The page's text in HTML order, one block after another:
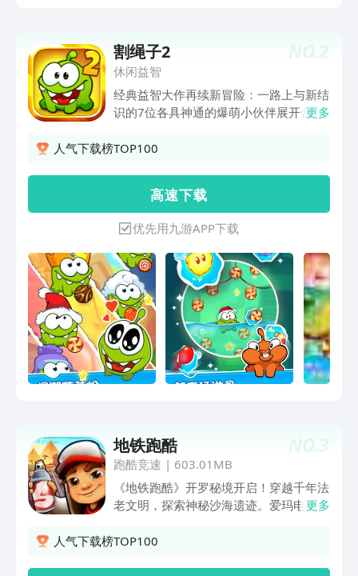
NO.2
割绳子2
休闲益智
经典益智大作再续新冒险：一路上与新结
识的7位各具神通的爆萌小伙伴展开合
四叶草，开启隐藏关，完成任务拿奖牌、
更多
人气下载榜TOP100
高 速 下 载
优先用九游APP下载
NO.3
地铁跑酷
跑酷竞速 | 603.01MB
《地铁跑酷》开罗秘境开启！穿越千年法
老文明，探索神秘沙海遗迹。爱玛电动车
与丰富奖励等你体验！
更多
人气下载榜TOP100